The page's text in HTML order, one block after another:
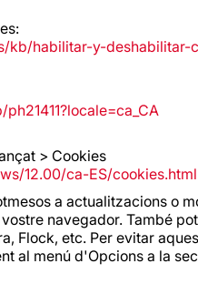
kb/habilitar-y-
> Cookies
12.00/ca-ES/cookies.html
a actualitzacions o
navegador. També
Flock, etc. Per evitar
al menú d'Opcions a la